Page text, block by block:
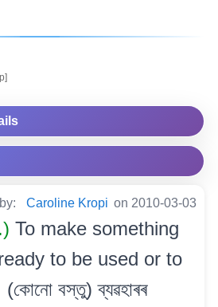
Caroline Kropi on 2010-03-03
To make something
to be used or to
বস্তু) ব্যৱহাৰৰ